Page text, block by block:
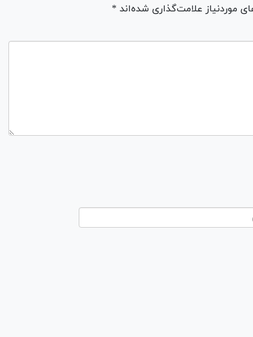
موردنیاز علامت‌گذاری شده‌اند *